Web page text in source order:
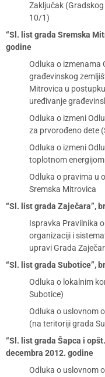
Zaključak
10/1)
“Sl. list grada Sremska
godine
Odluka o izmenama
građevinskog
Mitrovica u
uređivanje
Odluka o izmeni
za prvorođeno dete
Odluka o izmeni
toplotnom
Odluka o pravima u
Sremska Mitrovica
“Sl. list grada Zaječara”,
Ispravka Pravilnika
organizaciji i
upravi Grada
“Sl. list grada Subotice”,
Odluka o lokalnim
Subotice)
Odluka o uslovnom
(na teritoriji grada
“Sl. list grada Šapca i
decembra 2012. godine
Odluka o uslovnom